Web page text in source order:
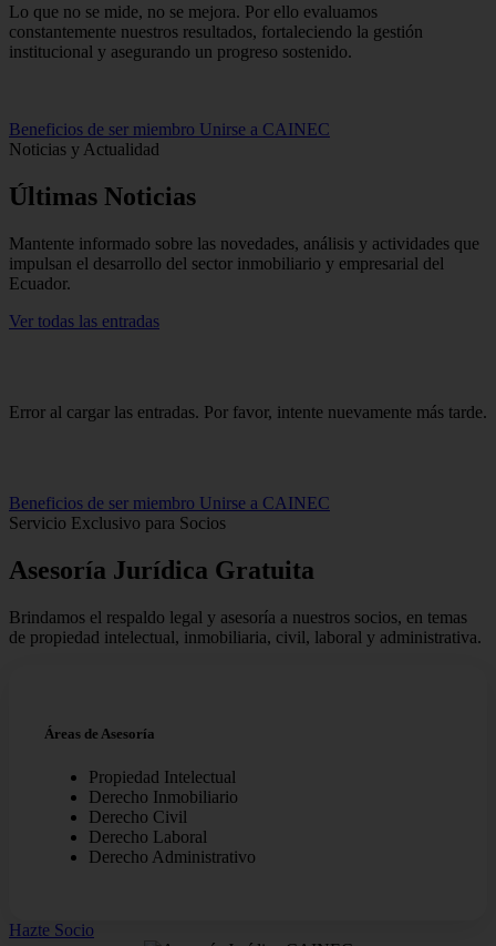
Lo que no se mide, no se mejora. Por ello evaluamos
constantemente nuestros resultados, fortaleciendo la gestión
institucional y asegurando un progreso sostenido.
Beneficios de ser miembro Unirse a CAINEC
Noticias y Actualidad
Últimas Noticias
Mantente informado sobre las novedades, análisis y actividades que
impulsan el desarrollo del sector inmobiliario y empresarial del
Ecuador.
Ver todas las entradas
Error al cargar las entradas. Por favor, intente nuevamente más tarde.
Beneficios de ser miembro Unirse a CAINEC
Servicio Exclusivo para Socios
Asesoría Jurídica Gratuita
Brindamos el respaldo legal y asesoría a nuestros socios, en temas
de propiedad intelectual, inmobiliaria, civil, laboral y administrativa.
Áreas de Asesoría
Propiedad Intelectual
Derecho Inmobiliario
Derecho Civil
Derecho Laboral
Derecho Administrativo
Hazte Socio